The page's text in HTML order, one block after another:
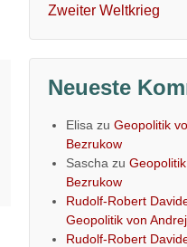
Zweiter Weltkrieg
Neueste
Elisa zuGeopolitik
Bezrukow
Sascha zu
Bezrukow
Rudolf-Robert
Geopolitik von
Rudolf-Robert